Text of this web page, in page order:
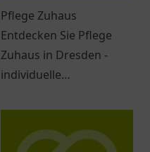
Pflege Zuhaus
Entdecken Sie Pflege
Zuhaus in Dresden -
individuelle
empathischem Team
und umfassenden